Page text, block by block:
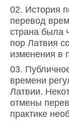
История
перевод
страна была
пор Латвия
изменения в
времени
Латвии.
отмены
практике